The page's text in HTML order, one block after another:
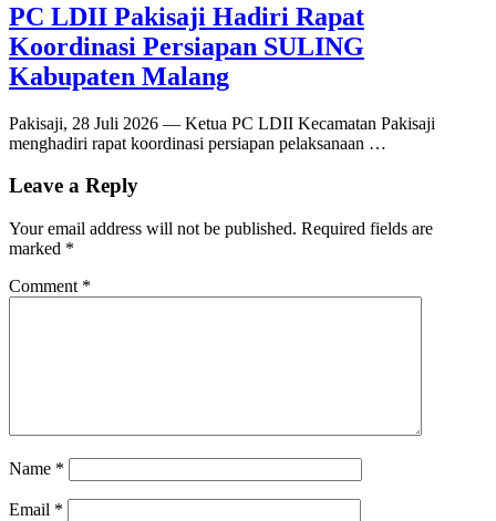
PC LDII Pakisaji Hadiri Rapat
Koordinasi Persiapan SULING
Kabupaten Malang
Pakisaji, 28 Juli 2026 — Ketua PC LDII Kecamatan Pakisaji
menghadiri rapat koordinasi persiapan pelaksanaan …
Leave a Reply
Your email address will not be published. Required fields are
marked *
Comment *
Name *
Email *